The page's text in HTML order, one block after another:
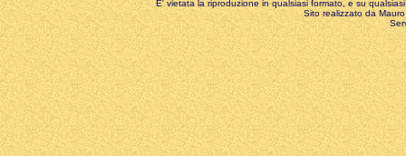
E' vietata la riproduzione in qualsiasi formato, e su
Sito realizzato da